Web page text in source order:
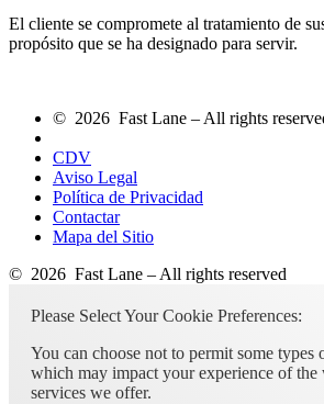
El cliente se compromete al tratamiento de
propósito que se ha designado para servir.
© 2026 Fast Lane – All rights
CDV
Aviso Legal
Política de Privacidad
Contactar
Mapa del Sitio
© 2026 Fast Lane – All rights reserved
Please Select Your Cookie Preferences:
You can choose not to permit some types
which may impact your experience of the
services we offer.